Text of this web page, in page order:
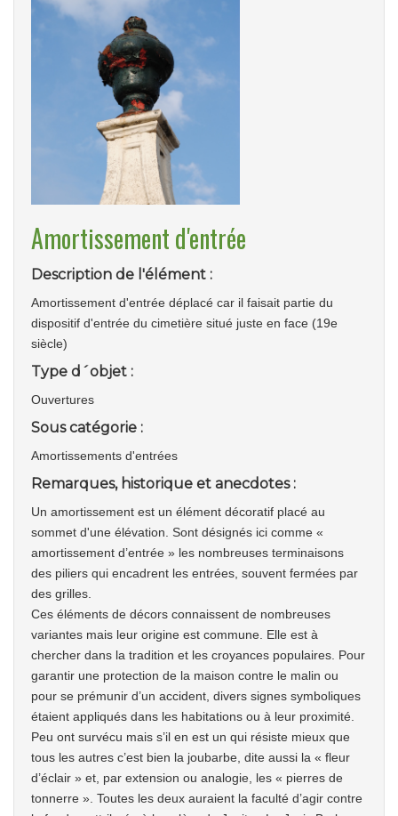
Amortissement d'entrée
Description de l'élément :
Amortissement d'entrée déplacé car il faisait partie du
dispositif d'entrée du cimetière situé juste en face (19e
siècle)
Type d´objet :
Ouvertures
Sous catégorie :
Amortissements d'entrées
Remarques, historique et anecdotes :
Un amortissement est un élément décoratif placé au
sommet d'une élévation. Sont désignés ici comme «
amortissement d’entrée » les nombreuses terminaisons
des piliers qui encadrent les entrées, souvent fermées par
des grilles.
Ces éléments de décors connaissent de nombreuses
variantes mais leur origine est commune. Elle est à
chercher dans la tradition et les croyances populaires. Pour
garantir une protection de la maison contre le malin ou
pour se prémunir d’un accident, divers signes symboliques
étaient appliqués dans les habitations ou à leur proximité.
Peu ont survécu mais s’il en est un qui résiste mieux que
tous les autres c’est bien la joubarbe, dite aussi la « fleur
d’éclair » et, par extension ou analogie, les « pierres de
tonnerre ». Toutes les deux auraient la faculté d’agir contre